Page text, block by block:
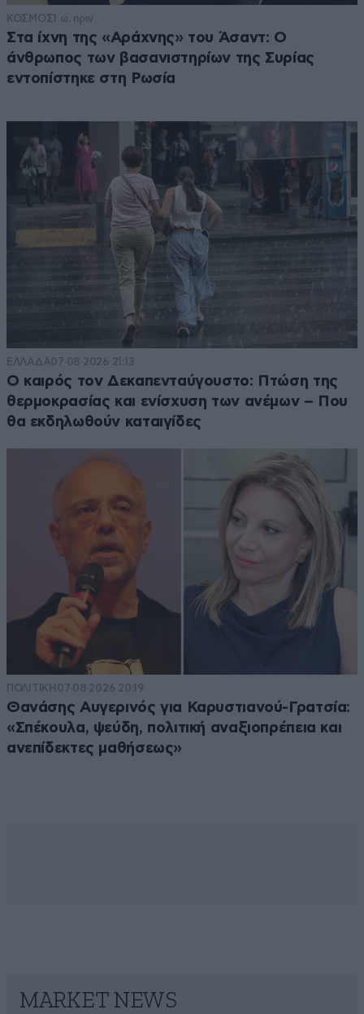
ΚΟΣΜΟΣ1 ω. πριν
Στα ίχνη της «Αράχνης» του Άσαντ: Ο
άνθρωπος των βασανιστηρίων της Συρίας
εντοπίστηκε στη Ρωσία
ΕΛΛΑΔΑ07·08·2026 21:13
Ο καιρός τον Δεκαπενταύγουστο: Πτώση της
θερμοκρασίας και ενίσχυση των ανέμων – Που
θα εκδηλωθούν καταιγίδες
ΠΟΛΙΤΙΚΗ 07·08·2026 20:19
Θανάσης Αυγερινός για Καρυστιανού-Γρατσία:
«Σπέκουλα, ψεύδη, πολιτική αναξιοπρέπεια και
ανεπίδεκτες μαθήσεως»
MARKET NEWS